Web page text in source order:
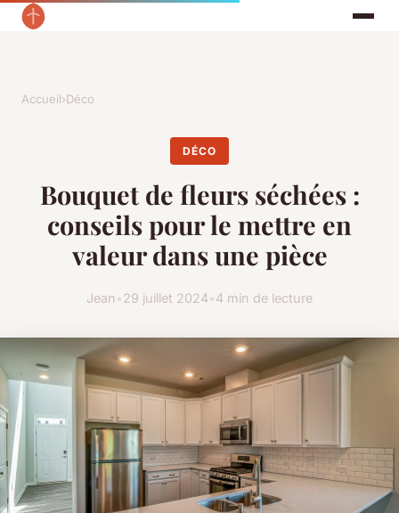
Accueil›Déco
DÉCO
Bouquet de fleurs séchées :
conseils pour le mettre en
valeur dans une pièce
Jean•29 juillet 2024•4 min de lecture